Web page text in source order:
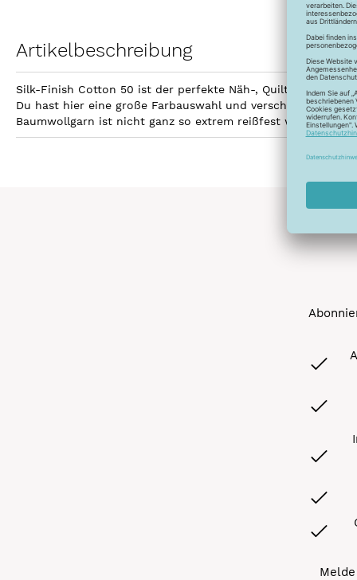
Artikelbeschreibung
Silk-Finish Cotton 50 ist der perfekte Näh-, Quilt- und
Du hast hier eine große Farbauswahl und verschiedene
Baumwollgarn ist nicht ganz so extrem reißfest wie